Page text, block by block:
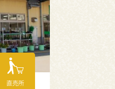
直売所